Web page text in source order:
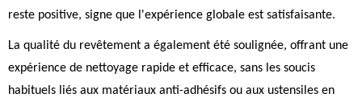
reste positive, signe que l'expérience globale est satisfaisante.
La qualité du revêtement a également été soulignée, offrant une
expérience de nettoyage rapide et efficace, sans les soucis
habituels liés aux matériaux anti-adhésifs ou aux ustensiles en